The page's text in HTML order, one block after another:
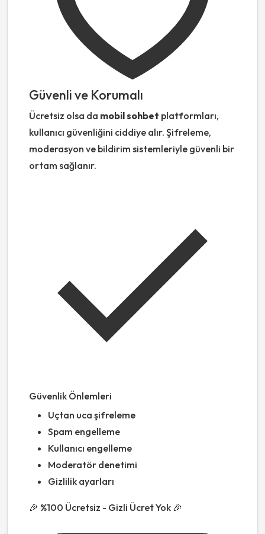
Güvenli ve Korumalı
Ücretsiz olsa da mobil sohbet platformları,
kullanıcı güvenliğini ciddiye alır. Şifreleme,
moderasyon ve bildirim sistemleriyle güvenli bir
ortam sağlanır.
Güvenlik Önlemleri
Uçtan uca şifreleme
Spam engelleme
Kullanıcı engelleme
Moderatör denetimi
Gizlilik ayarları
🎉 %100 Ücretsiz - Gizli Ücret Yok 🎉